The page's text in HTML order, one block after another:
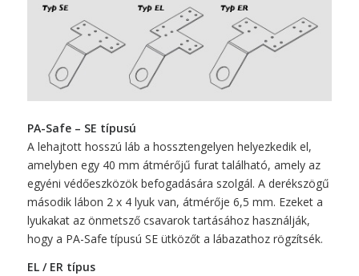
PA-Safe – SE típusú
A lehajtott hosszú láb a hossztengelyen helyezkedik el,
amelyben egy 40 mm átmérőjű furat található, amely az
egyéni védőeszközök befogadására szolgál. A derékszögű
második lábon 2 x 4 lyuk van, átmérője 6,5 mm. Ezeket a
lyukakat az önmetsző csavarok tartásához használják,
hogy a PA-Safe típusú SE ütközőt a lábazathoz rögzítsék.
EL / ER típus